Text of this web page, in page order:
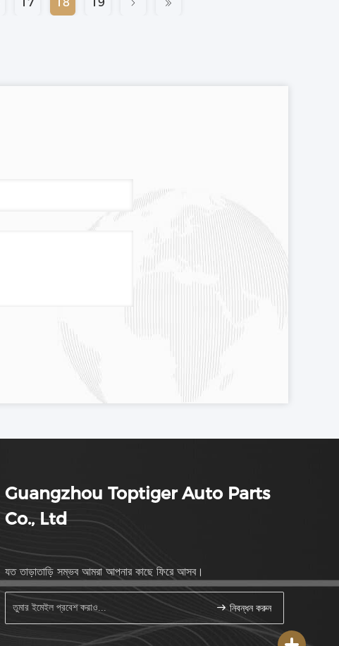
Guangzhou Toptiger Auto Parts
Co., Ltd
যত তাড়াতাড়ি সম্ভব আমরা আপনার কাছে ফিরে আসব।
নিবন্ধন করুন